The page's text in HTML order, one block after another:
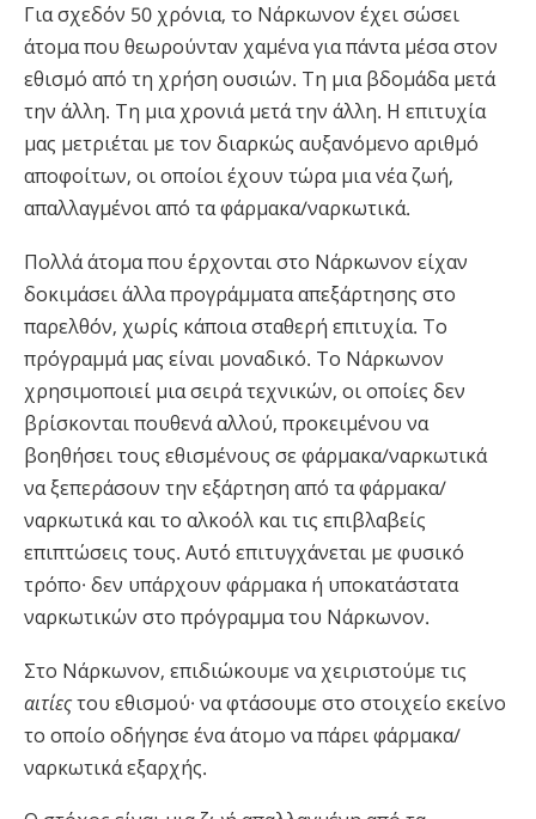
Νεπαλέζικα
Ουκρανικά
Κροατικά
Τουρκικά
Όλες οι Περιοχές/Γλώσσες
Για σχεδόν 50 χρόνια, το Νάρκωνον έχει σώσει
άτομα που θεωρούνταν χαμένα για πάντα μέσα στον
εθισμό από τη χρήση ουσιών. Τη μια βδομάδα μετά
την άλλη. Τη μια χρονιά μετά την άλλη. Η επιτυχία
μας μετριέται με τον διαρκώς αυξανόμενο αριθμό
αποφοίτων, οι οποίοι έχουν τώρα μια νέα ζωή,
απαλλαγμένοι από τα φάρμακα/ναρκωτικά.
Πολλά άτομα που έρχονται στο Νάρκωνον είχαν
δοκιμάσει άλλα προγράμματα απεξάρτησης στο
παρελθόν, χωρίς κάποια σταθερή επιτυχία. Το
πρόγραμμά μας είναι μοναδικό. Το Νάρκωνον
χρησιμοποιεί μια σειρά τεχνικών, οι οποίες δεν
βρίσκονται πουθενά αλλού, προκειμένου να
βοηθήσει τους εθισμένους σε φάρμακα/ναρκωτικά
να ξεπεράσουν την εξάρτηση από τα φάρμακα/
ναρκωτικά και το αλκοόλ και τις επιβλαβείς
επιπτώσεις τους. Αυτό επιτυγχάνεται με φυσικό
τρόπο· δεν υπάρχουν φάρμακα ή υποκατάστατα
ναρκωτικών στο πρόγραμμα του Νάρκωνον.
Στο Νάρκωνον, επιδιώκουμε να χειριστούμε τις
αιτίεςτου εθισμού· να φτάσουμε στο στοιχείο εκείνο
το οποίο οδήγησε ένα άτομο να πάρει φάρμακα/
ναρκωτικά εξαρχής.